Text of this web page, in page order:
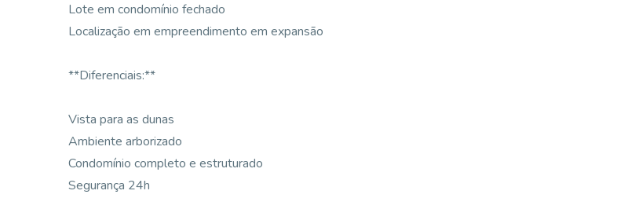
Lote em condomínio fechado
Localização em empreendimento em expansão
**Diferenciais:**
Vista para as dunas
Ambiente arborizado
Condomínio completo e estruturado
Segurança 24h